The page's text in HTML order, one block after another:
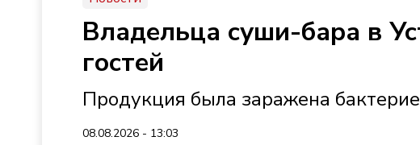
Владельца суши-бара в
гостей
Продукция была заражена
08.08.2026 - 13:03